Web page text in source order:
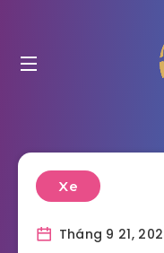
Xe
Tháng 9 21,